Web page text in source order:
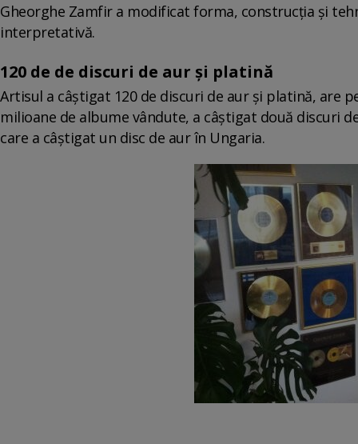
Gheorghe Zamfir a modificat forma, construcţia şi
interpretativă.
120 de de discuri de aur şi platină
Artisul a câştigat 120 de discuri de aur şi platină, are
milioane de albume vândute, a câştigat două discuri
care a câştigat un disc de aur în Ungaria.